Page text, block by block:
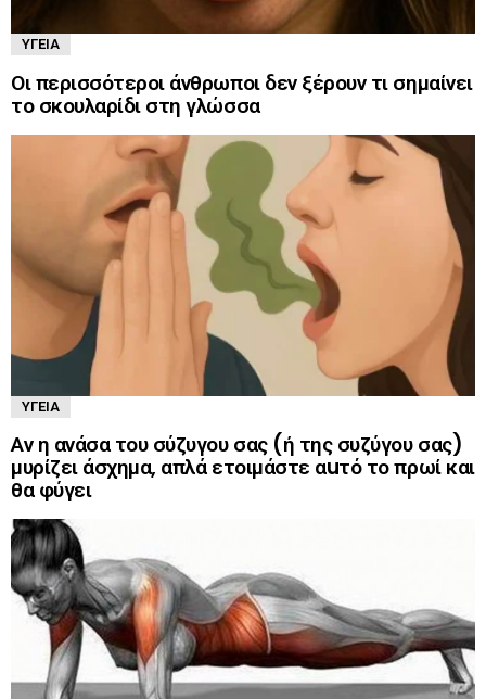
ΥΓΕΊΑ
Οι περισσότεροι άνθρωποι δεν ξέρουν τι σημαίνει
το σκουλαρίδι στη γλώσσα
ΥΓΕΊΑ
Αν η ανάσα του σύζυγου σας (ή της συζύγου σας)
μυρίζει άσχημα, απλά ετοιμάστε αuτό το πρωί και
θα φύγει